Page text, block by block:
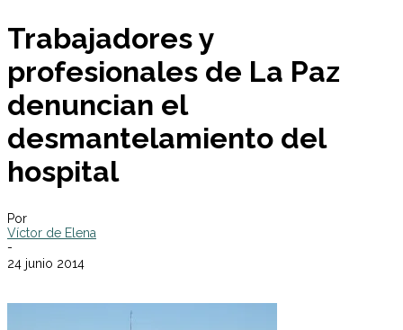
Trabajadores y
profesionales de La Paz
denuncian el
desmantelamiento del
hospital
Por
Víctor de Elena
-
24 junio 2014